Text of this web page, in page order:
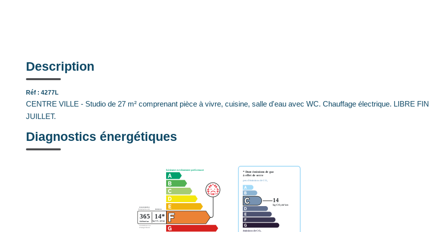
Description
Réf : 4277L
CENTRE VILLE - Studio de 27 m² comprenant pièce à vivre, cuisine, salle d'eau avec WC. Chauffage électrique. LIBRE FIN
JUILLET.
Diagnostics énergétiques